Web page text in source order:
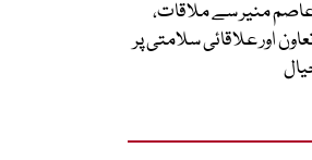
منیر سے ملاقات،
اور علاقائی سلامتی پر